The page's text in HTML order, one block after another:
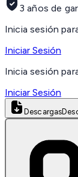
3 años de
Inicia sesión
Iniciar Sesión
Inicia sesión
Iniciar Sesión
Descargas